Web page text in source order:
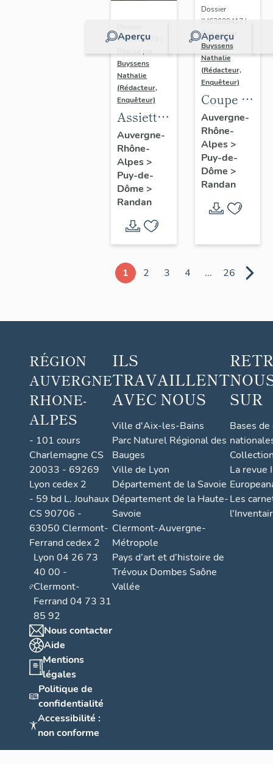
Aperçu
IM63009278 |
Buyssens
Nathalie
(Rédacteur,
Enquêteur)
Assiette
n° 12
Auvergne-
Rhône-
Alpes>
Puy-de-
Dôme >
Randan
Aperçu
Dossier
IM63009417 |
Réalisé par
Buyssens
Nathalie
(Rédacteur,
Enquêteur)
Coupe à
fruits
Auvergne-
Rhône-
Alpes>
Puy-de-
Dôme >
Randan
1 2 3 4 ... 26
RÉGION
AUVERGNE
RHONE-
ALPES
- 101 cours
Charlemagne CS
20033 - 69269
Lyon cedex 2
- 59 bd L. Jouhaux
CS 90706 -
63050 Clermont-
Ferrand cedex 2
Lyon 04 26 73
40 00 -
Clermont-
Ferrand 04 73 31
85 92
Nous contacter
Aide
Mentions
légales
Politique de
confidentialité
Accessibilité :
non conforme
ILS
TRAVAILLENT
AVEC NOUS
Ville d'Aix-les-Bains
Parc Naturel Régional des
Bauges
Ville de Lyon
Département de la Savoie
Département de la Haute-
Savoie
Clermont-Auvergne-
Métropole
Pays d’art et d’histoire de
Trévoux Dombes Saône
Vallée
SUR
Bases
La revue
Les